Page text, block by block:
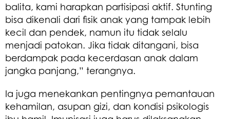
balita, kami harapkan partisipasi aktif. Stunting
bisa dikenali dari fisik anak yang tampak lebih
kecil dan pendek, namun itu tidak selalu
menjadi patokan. Jika tidak ditangani, bisa
berdampak pada kecerdasan anak dalam
jangka panjang,” terangnya.
Ia juga menekankan pentingnya pemantauan
kehamilan, asupan gizi, dan kondisi psikologis